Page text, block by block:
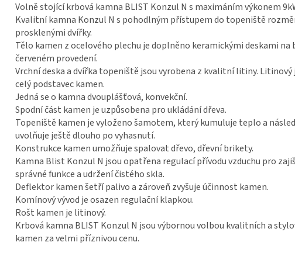
Volně stojící krbová kamna BLIST Konzul N s maximáním výkonem
Kvalitní kamna Konzul N s pohodlným přístupem do topeniště
prosklenými dvířky.
Tělo kamen z ocelového plechu je doplněno keramickými deskami na
červeném provedení.
Vrchní deska a dvířka topeniště jsou vyrobena z kvalitní litiny. Litinový
celý podstavec kamen.
Jedná se o kamna dvouplášťová, konvekční.
Spodní část kamen je uzpůsobena pro ukládání dřeva.
Topeniště kamen je vyloženo šamotem, který kumuluje teplo a
uvolňuje ještě dlouho po vyhasnutí.
Konstrukce kamen umožňuje spalovat dřevo, dřevní brikety.
Kamna Blist Konzul N jsou opatřena regulací přívodu vzduchu pro
správné funkce a udržení čistého skla.
Deflektor kamen šetří palivo a zároveň zvyšuje účinnost kamen.
Komínový vývod je osazen regulační klapkou.
Rošt kamen je litinový.
Krbová kamna BLIST Konzul N jsou výbornou volbou kvalitních a
kamen za velmi příznivou cenu.